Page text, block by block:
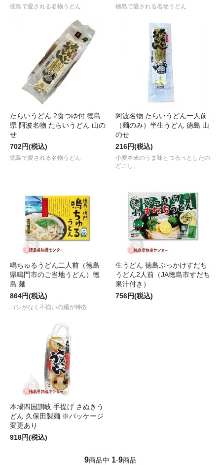
徳島で愛される名物うどん 徳島で愛される名物うどん
たらいうどん 2食つゆ付 徳島
県 阿波名物 たらいうどん 山の
せ
702円(税込)
徳島で愛される名物うどん
阿波名物 たらいうどん一人前
（麺のみ）半生うどん 徳島 山
のせ
216円(税込)
小麦本来のうま味とつるっとしたの
どごし。
鳴ちゅるうどん二人前（徳島
県鳴門市のご当地うどん）徳
島 麺
864円(税込)
コシがなく不揃いの麺が特徴
生うどん 徳島ぶっかけすだち
うどん2人前（JA徳島市すだち
果汁付き）
756円(税込)
本場四国讃岐 手提げ さぬきう
どん 久保田製麺 ※パッケージ
変更あり
918円(税込)
9商品中 1-9商品